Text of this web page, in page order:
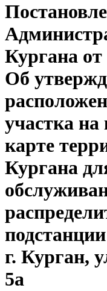
Кургана
Об
участка на
карте
Кургана
г. Курган,
5а